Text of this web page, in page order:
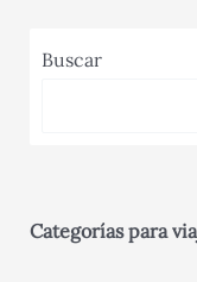
Buscar
Categorías para